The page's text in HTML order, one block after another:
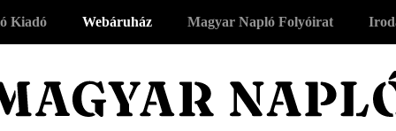
Kiadó Webáruház Magyar Napló Folyóirat